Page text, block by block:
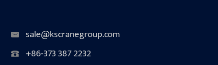
sale@kscranegroup.com
+86-373 387 2232